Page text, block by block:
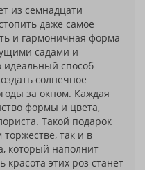
из семнадцати
даже самое
и гармоничная форма
садами и
способ
солнечное
за окном. Каждая
формы и цвета,
Такой подарок
так и в
который наполнит
этих роз станет